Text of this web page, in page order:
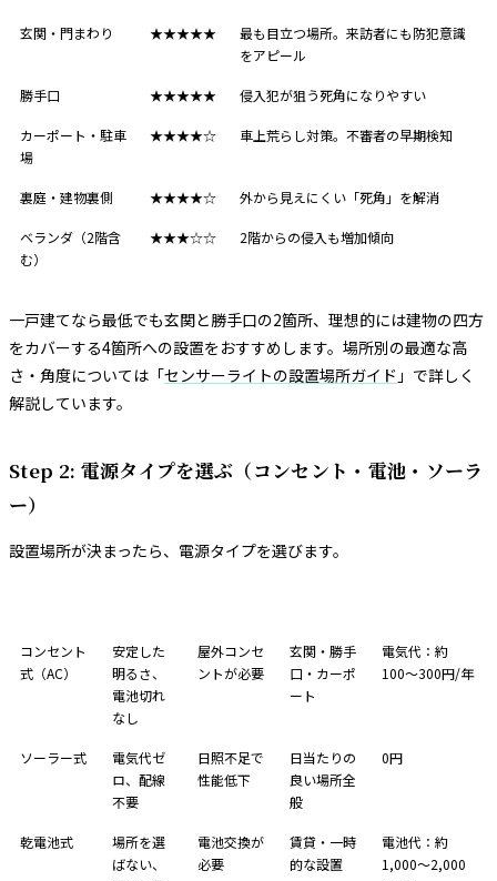
玄関・門まわり ★★★★★
最も目立つ場所。来訪者にも防犯意識
をアピール
勝手口 ★★★★★ 侵入犯が狙う死角になりやすい
カーポート・駐車
場
★★★★☆ 車上荒らし対策。不審者の早期検知
裏庭・建物裏側 ★★★★☆ 外から見えにくい「死角」を解消
ベランダ（2階含
む）
★★★☆☆ 2階からの侵入も増加傾向
一戸建てなら最低でも玄関と勝手口の2箇所、理想的には建物の四方
をカバーする4箇所への設置をおすすめします。場所別の最適な高
さ・角度については「センサーライトの設置場所ガイド 」で詳しく
解説しています。
Step 2: 電源タイプを選ぶ（コンセント・電池・ソーラ
ー）
設置場所が決まったら、電源タイプを選びます。
コンセント
式（AC）
安定した
明るさ、
電池切れ
なし
屋外コンセ
ントが必要
玄関・勝手
口・カーポ
ート
電気代：約
100〜300円/年
ソーラー式
電気代ゼ
ロ、配線
不要
日照不足で
性能低下
日当たりの
良い場所全
般
0円
乾電池式
場所を選
ばない、
電池交換が
必要
賃貸・一時
的な設置
電池代：約
1,000〜2,000